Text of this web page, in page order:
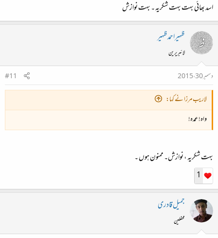
اسد بھائی بہت بہت شکریہ ۔ بہت نوازش
ظہیراحمدظہیر
لائبریرین
دسمبر 30، 2015
#11
لاریب مرزا نے کہا:
واہ! عمدہ!
بہت شکریہ ، نوازش۔ ممنون ہوں ۔
1
جمیل قادری
محفلین